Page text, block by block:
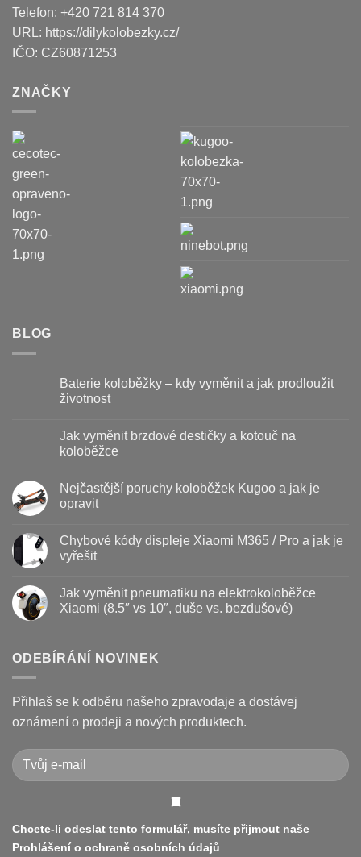
Telefon: +420 721 814 370
URL: https://dilykolobezky.cz/
IČO: CZ60871253
ZNAČKY
BLOG
Baterie koloběžky – kdy vyměnit a jak prodloužit
životnost
textu
s
koloběžky
kdy
jak
prodloužit
životnost
Jak vyměnit brzdové destičky a kotouč na
koloběžce
u
textu
s
vyměnit
brzdové
destičky
na
koloběžce
Nejčastější poruchy koloběžek Kugoo a jak je
opravit
u
textu
s
poruchy
koloběžek
Kugoo
opravit
Chybové kódy displeje Xiaomi M365 / Pro a jak je
vyřešit
textu
s
displeje
Xiaomi
Pro
a
jak
je
Jak vyměnit pneumatiku na elektrokoloběžce
Xiaomi (8.5″ vs 10″, duše vs. bezdušové)
textu
s
vyměnit
pneumatiku
na
elektrokoloběžce
(8.5″
vs
10″,
duše
ODEBÍRÁNÍ NOVINEK
Přihlaš se k odběru našeho zpravodaje a dostávej
oznámení o prodeji a nových produktech.
Chcete-li odeslat tento formulář, musíte přijmout naše
Prohlášení o ochraně osobních údajů